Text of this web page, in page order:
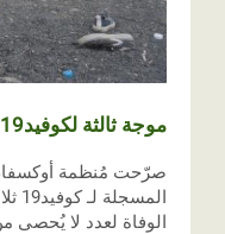
موجة ثالثة لكوفيد19 تجتاح اليمن، بينما 99٪ من اليمنيين لازالوا غير مُحصنين
الوفاة لعدد لا يُحصى